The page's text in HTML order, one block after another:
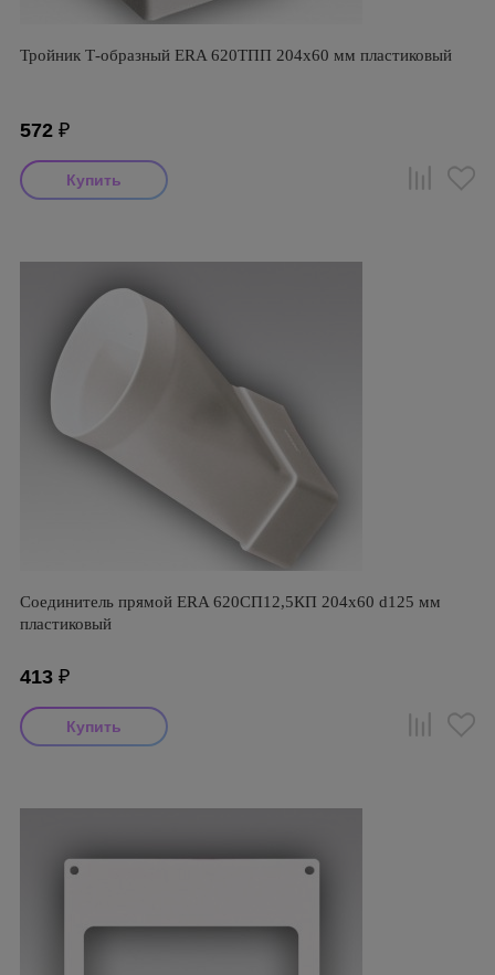
Тройник Т-образный ERA 620ТПП 204х60 мм пластиковый
572 ₽
Соединитель прямой ERA 620СП12,5КП 204х60 d125 мм
пластиковый
413 ₽